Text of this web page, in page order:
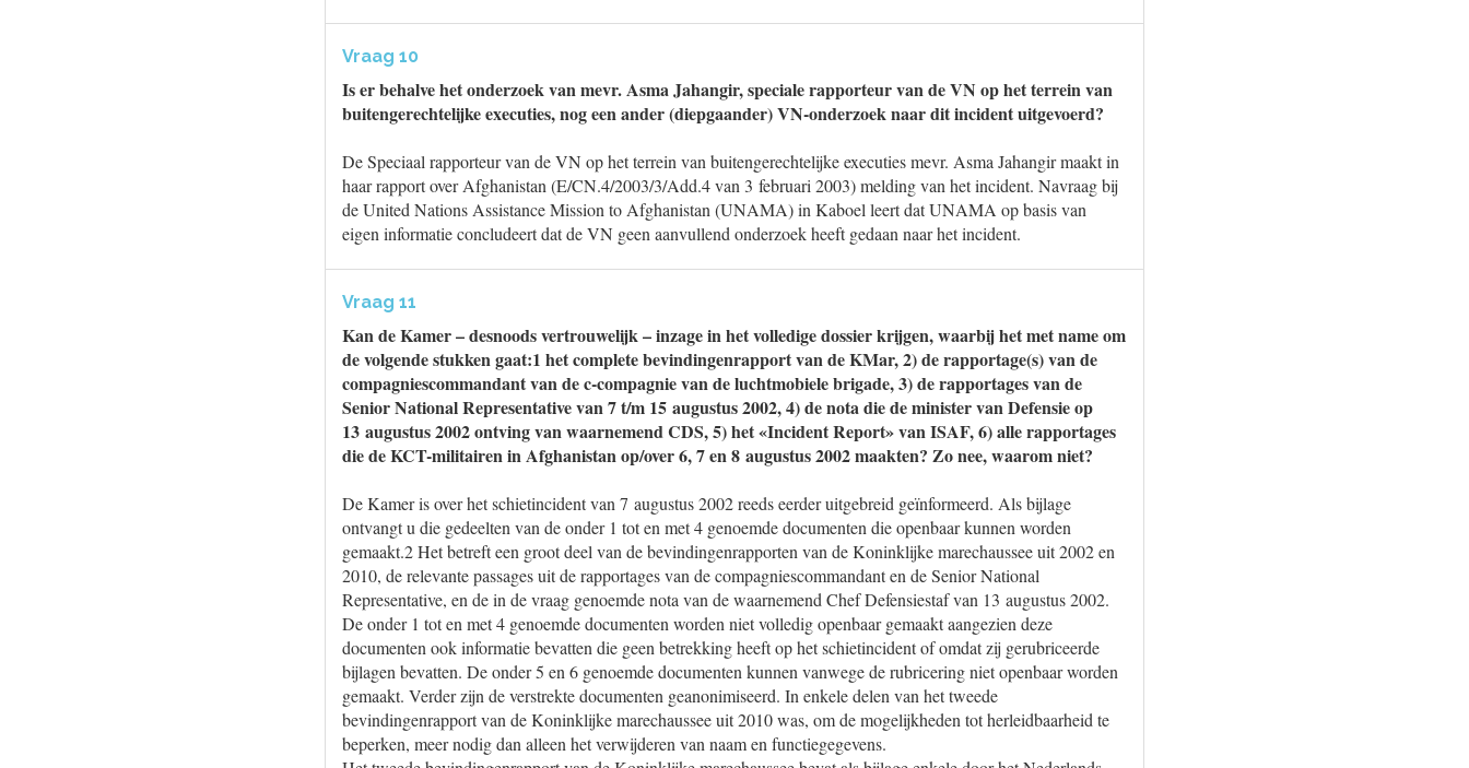
Vraag 10
Is er behalve het onderzoek van mevr. Asma Jahangir, speciale rapporteur van de VN op het terrein van
buitengerechtelijke executies, nog een ander (diepgaander) VN-onderzoek naar dit incident uitgevoerd?
De Speciaal rapporteur van de VN op het terrein van buitengerechtelijke executies mevr. Asma Jahangir maakt in
haar rapport over Afghanistan (E/CN.4/2003/3/Add.4 van 3 februari 2003) melding van het incident. Navraag bij
de United Nations Assistance Mission to Afghanistan (UNAMA) in Kaboel leert dat UNAMA op basis van
eigen informatie concludeert dat de VN geen aanvullend onderzoek heeft gedaan naar het incident.
Vraag 11
Kan de Kamer – desnoods vertrouwelijk – inzage in het volledige dossier krijgen, waarbij het met name om
de volgende stukken gaat:1 het complete bevindingenrapport van de KMar, 2) de rapportage(s) van de
compagniescommandant van de c-compagnie van de luchtmobiele brigade, 3) de rapportages van de
Senior National Representative van 7 t/m 15 augustus 2002, 4) de nota die de minister van Defensie op
13 augustus 2002 ontving van waarnemend CDS, 5) het «Incident Report» van ISAF, 6) alle rapportages
die de KCT-militairen in Afghanistan op/over 6, 7 en 8 augustus 2002 maakten? Zo nee, waarom niet?
De Kamer is over het schietincident van 7 augustus 2002 reeds eerder uitgebreid geïnformeerd. Als bijlage
ontvangt u die gedeelten van de onder 1 tot en met 4 genoemde documenten die openbaar kunnen worden
gemaakt.2 Het betreft een groot deel van de bevindingenrapporten van de Koninklijke marechaussee uit 2002 en
2010, de relevante passages uit de rapportages van de compagniescommandant en de Senior National
Representative, en de in de vraag genoemde nota van de waarnemend Chef Defensiestaf van 13 augustus 2002.
De onder 1 tot en met 4 genoemde documenten worden niet volledig openbaar gemaakt aangezien deze
documenten ook informatie bevatten die geen betrekking heeft op het schietincident of omdat zij gerubriceerde
bijlagen bevatten. De onder 5 en 6 genoemde documenten kunnen vanwege de rubricering niet openbaar worden
gemaakt. Verder zijn de verstrekte documenten geanonimiseerd. In enkele delen van het tweede
bevindingenrapport van de Koninklijke marechaussee uit 2010 was, om de mogelijkheden tot herleidbaarheid te
beperken, meer nodig dan alleen het verwijderen van naam en functiegegevens.